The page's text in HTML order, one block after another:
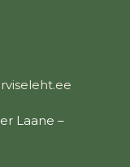
Laane –